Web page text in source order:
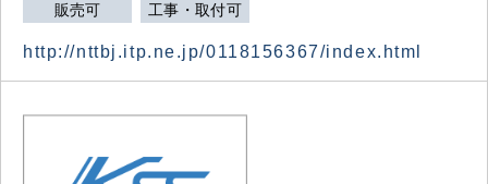
販売可 工事・取付可
http://nttbj.itp.ne.jp/0118156367/index.html